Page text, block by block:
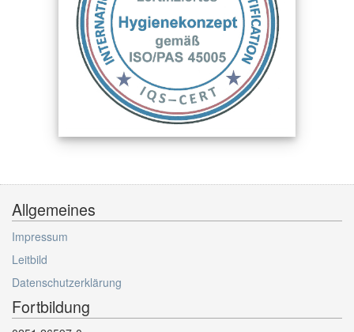
Allgemeines
Impressum
Leitbild
Datenschutzerklärung
Fortbildung